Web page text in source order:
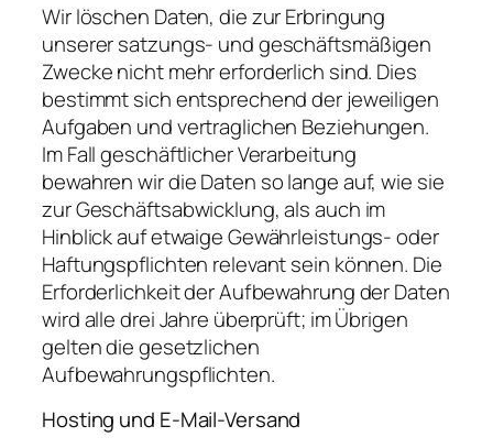
Wir löschen Daten, die zur Erbringung
unserer satzungs- und geschäftsmäßigen
Zwecke nicht mehr erforderlich sind. Dies
bestimmt sich entsprechend der jeweiligen
Aufgaben und vertraglichen Beziehungen.
Im Fall geschäftlicher Verarbeitung
bewahren wir die Daten so lange auf, wie sie
zur Geschäftsabwicklung, als auch im
Hinblick auf etwaige Gewährleistungs- oder
Haftungspflichten relevant sein können. Die
Erforderlichkeit der Aufbewahrung der Daten
wird alle drei Jahre überprüft; im Übrigen
gelten die gesetzlichen
Aufbewahrungspflichten.
Hosting und E-Mail-Versand